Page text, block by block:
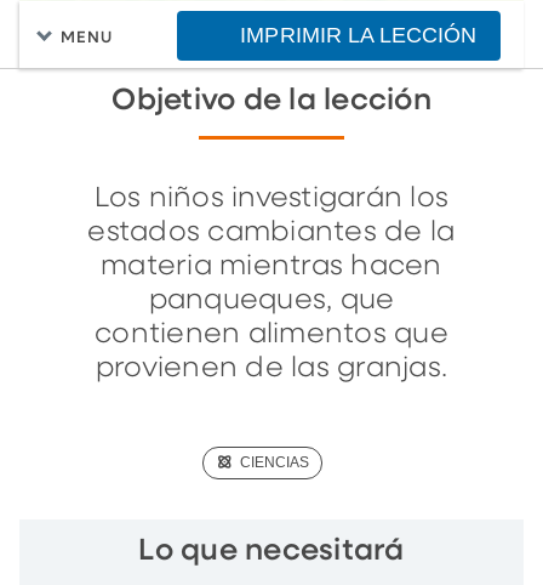
MENU IMPRIMIR LA LECCIÓN
Objetivo de la lección
Los niños investigarán los
estados cambiantes de la
materia mientras hacen
panqueques, que
contienen alimentos que
provienen de las granjas.
(SCIENCE)
CIENCIAS
Lo que necesitará